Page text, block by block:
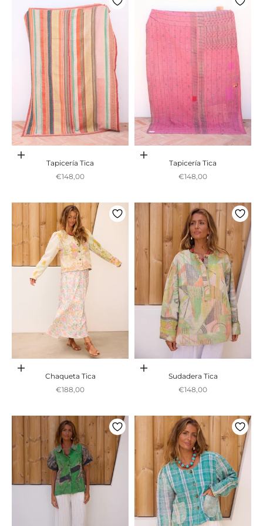
Adicionar ao carrinho
Tapicería Tica
Preço promocional
€148,00
Adicionar ao carrinho
Tapicería Tica
Preço promocional
€148,00
Adicionar ao carrinho
Chaqueta Tica
Preço promocional
€188,00
Adicionar ao carrinho
Sudadera Tica
Preço promocional
€148,00